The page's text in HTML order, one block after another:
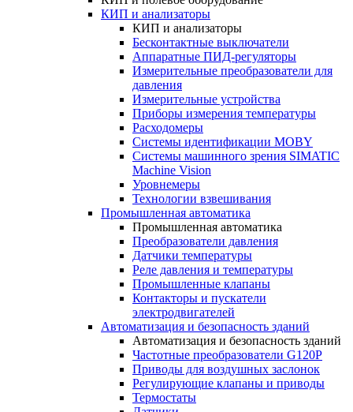
КИП и анализаторы
КИП и анализаторы
Бесконтактные выключатели
Аппаратные ПИД-регуляторы
Измерительные преобразователи для
давления
Измерительные устройства
Приборы измерения температуры
Расходомеры
Системы идентификации MOBY
Системы машинного зрения SIMATIC
Machine Vision
Уровнемеры
Технологии взвешивания
Промышленная автоматика
Промышленная автоматика
Преобразователи давления
Датчики температуры
Реле давления и температуры
Промышленные клапаны
Контакторы и пускатели
электродвигателей
Автоматизация и безопасность зданий
Автоматизация и безопасность зданий
Частотные преобразователи G120P
Приводы для воздушных заслонок
Регулирующие клапаны и приводы
Термостаты